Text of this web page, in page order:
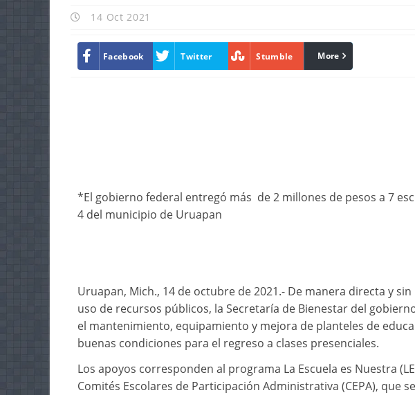
14 Oct 2021
Facebook Twitter Stumble linkedin
More
*El gobierno federal entregó más de 2 millones de pesos a 7
4 del municipio de Uruapan
Uruapan, Mich., 14 de octubre de 2021.- De manera directa y
uso de recursos públicos, la Secretaría de Bienestar del
el mantenimiento, equipamiento y mejora de planteles de
buenas condiciones para el regreso a clases presenciales.
Los apoyos corresponden al programa La Escuela es Nuestra
Comités Escolares de Participación Administrativa (CEPA), que